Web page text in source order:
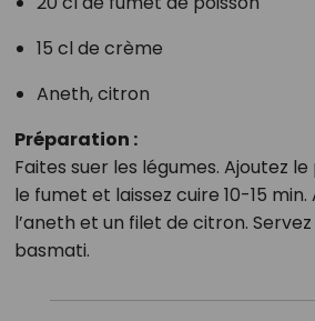
15 cl de crème
Aneth, citron
Préparation :
Faites suer les légumes. Ajoutez
le fumet et laissez cuire 10-15
l’aneth et un filet de citron.
basmati.